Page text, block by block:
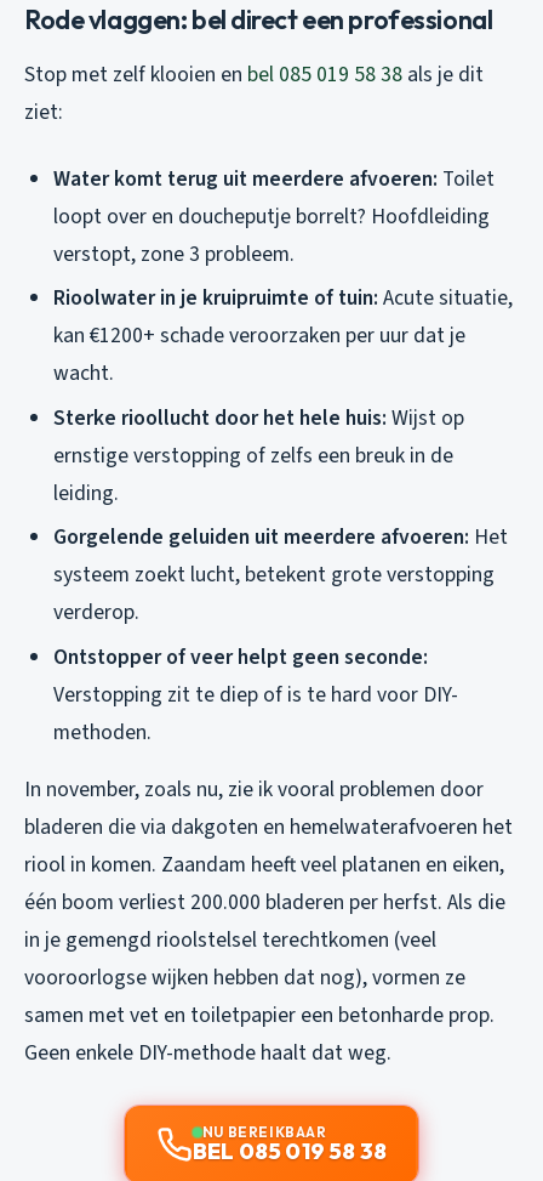
Rode vlaggen: bel direct een professional
Stop met zelf klooien en bel 085 019 58 38 als je dit
ziet:
Water komt terug uit meerdere afvoeren: Toilet
loopt over en doucheputje borrelt? Hoofdleiding
verstopt, zone 3 probleem.
Rioolwater in je kruipruimte of tuin: Acute situatie,
kan €1200+ schade veroorzaken per uur dat je
wacht.
Sterke rioollucht door het hele huis: Wijst op
ernstige verstopping of zelfs een breuk in de
leiding.
Gorgelende geluiden uit meerdere afvoeren: Het
systeem zoekt lucht, betekent grote verstopping
verderop.
Ontstopper of veer helpt geen seconde:
Verstopping zit te diep of is te hard voor DIY-
methoden.
In november, zoals nu, zie ik vooral problemen door
bladeren die via dakgoten en hemelwaterafvoeren het
riool in komen. Zaandam heeft veel platanen en eiken,
één boom verliest 200.000 bladeren per herfst. Als die
in je gemengd rioolstelsel terechtkomen (veel
vooroorlogse wijken hebben dat nog), vormen ze
samen met vet en toiletpapier een betonharde prop.
Geen enkele DIY-methode haalt dat weg.
NU BEREIKBAAR
BEL 085 019 58 38